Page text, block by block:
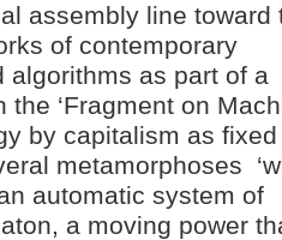
assembly line toward
of contemporary
algorithms as part of a
‘Fragment on
by capitalism as fixed
metamorphoses
automatic system of
a moving power